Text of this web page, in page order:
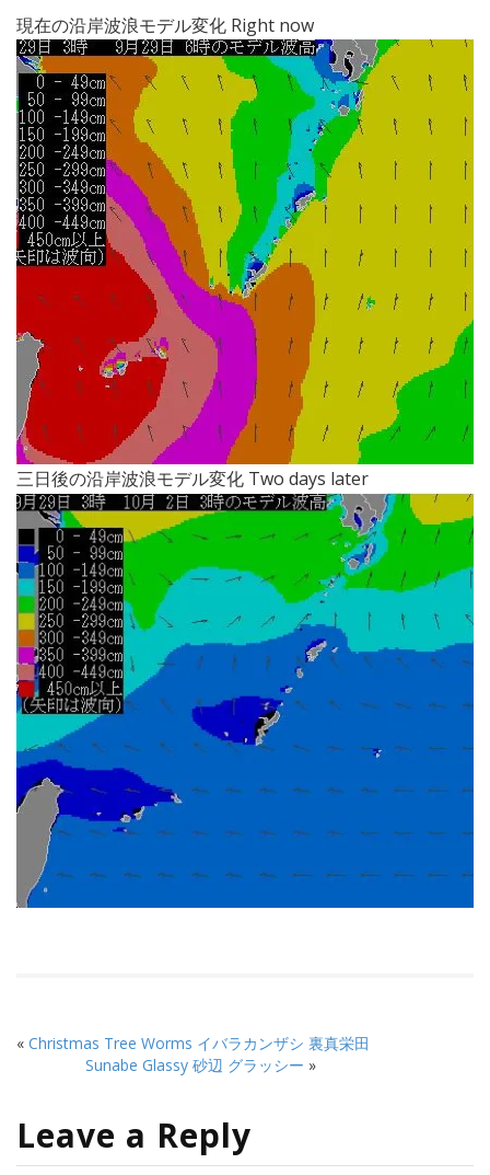
現在の沿岸波浪モデル変化 Right now
三日後の沿岸波浪モデル変化 Two days later
« Christmas Tree Worms イバラカンザシ 裏真栄田
Sunabe Glassy 砂辺 グラッシー »
Leave a Reply